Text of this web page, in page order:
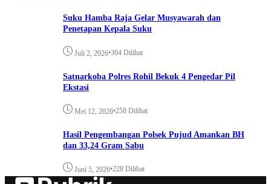
Suku Hamba Raja Gelar Musyawarah dan
Penetapan Kepala Suku
Juli 2, 2026•304 Dilihat
Satnarkoba Polres Rohil Bekuk 4 Pengedar Pil
Ekstasi
Mei 12, 2026•258 Dilihat
Hasil Pengembangan Polsek Pujud Amankan BH
dan 33,24 Gram Sabu
Juni 5, 2026•228 Dilihat